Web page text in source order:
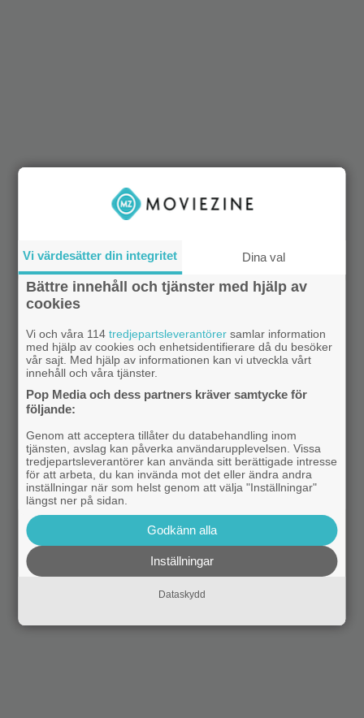
Vi värdesätter din integritet Dina val
Bättre innehåll och tjänster med hjälp av
cookies
Vi och våra 114tredjepartsleverantörer samlar information
med hjälp av cookies och enhetsidentifierare då du besöker
vår sajt. Med hjälp av informationen kan vi utveckla vårt
innehåll och våra tjänster.
Pop Media och dess partners kräver samtycke för
följande:
Genom att acceptera tillåter du databehandling inom
tjänsten, avslag kan påverka användarupplevelsen. Vissa
tredjepartsleverantörer kan använda sitt berättigade intresse
för att arbeta, du kan invända mot det eller ändra andra
inställningar när som helst genom att välja "Inställningar"
längst ner på sidan.
Godkänn alla
Inställningar
Dataskydd